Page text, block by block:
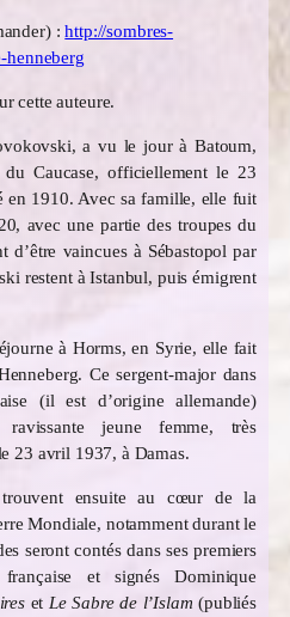
:http://sombres-
henneberg
cette auteure.
a vu le jour à Batoum,
Caucase, officiellement le 23
en 1910. Avec sa famille, elle fuit
avec une partie des troupes du
d’être vaincues à Sébastopol par
restent à Istanbul, puis émigrent
à Horms, en Syrie, elle fait
Ce sergent-major dans
(il est d’origine allemande)
jeune femme, très
23 avril 1937, à Damas.
ensuite au cœur de la
Mondiale, notamment durant le
seront contés dans ses premiers
et signés Dominique
et Le Sabre de l’Islam (publiés